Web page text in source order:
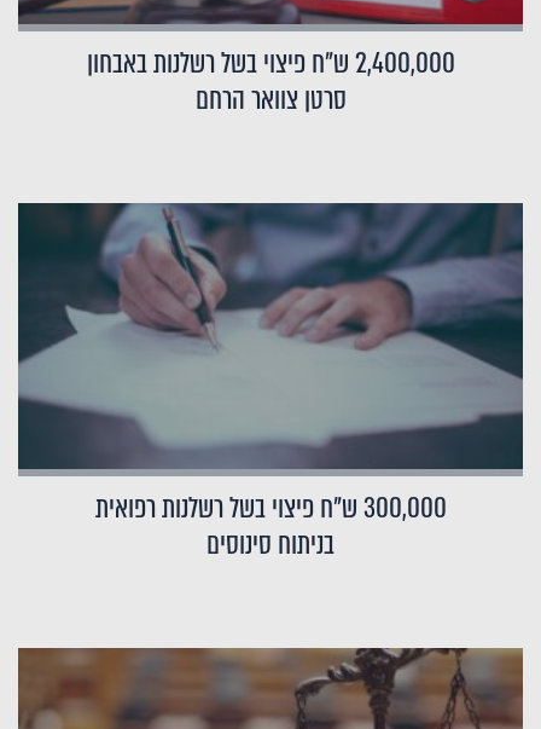
2,400,000 ש"ח פיצוי בשל רשלנות באבחון
סרטן צוואר הרחם
300,000 ש"ח פיצוי בשל רשלנות רפואית
בניתוח סינוסים